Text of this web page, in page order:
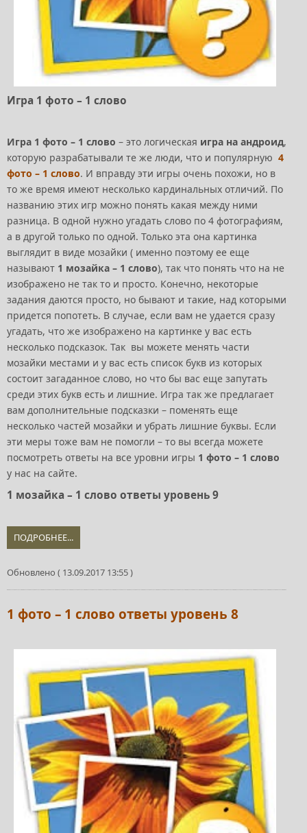
Игра 1 фото – 1 слово
Игра 1 фото – 1 слово – это логическая игра на андроид,
которую разрабатывали те же люди, что и популярную 4
фото – 1 слово. И вправду эти игры очень похожи, но в
то же время имеют несколько кардинальных отличий. По
названию этих игр можно понять какая между ними
разница. В одной нужно угадать слово по 4 фотографиям,
а в другой только по одной. Только эта она картинка
выглядит в виде мозайки ( именно поэтому ее еще
называют 1 мозайка – 1 слово), так что понять что на не
изображено не так то и просто. Конечно, некоторые
задания даются просто, но бывают и такие, над которыми
придется попотеть. В случае, если вам не удается сразу
угадать, что же изображено на картинке у вас есть
несколько подсказок. Так вы можете менять части
мозайки местами и у вас есть список букв из которых
состоит загаданное слово, но что бы вас еще запутать
среди этих букв есть и лишние. Игра так же предлагает
вам дополнительные подсказки – поменять еще
несколько частей мозайки и убрать лишние буквы. Если
эти меры тоже вам не помогли – то вы всегда можете
посмотреть ответы на все уровни игры 1 фото – 1 слово
у нас на сайте.
1 мозайка – 1 слово ответы уровень 9
ПОДРОБНЕЕ...
Обновлено ( 13.09.2017 13:55 )
1 фото – 1 слово ответы уровень 8